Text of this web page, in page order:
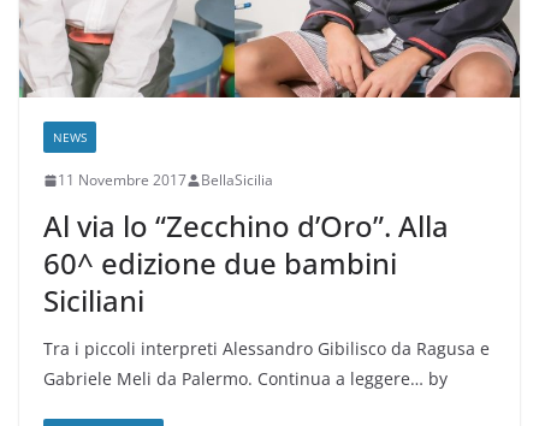
NEWS
11 Novembre 2017 BellaSicilia
Al via lo “Zecchino d’Oro”. Alla
60^ edizione due bambini
Siciliani
Tra i piccoli interpreti Alessandro Gibilisco da Ragusa e
Gabriele Meli da Palermo. Continua a leggere… by